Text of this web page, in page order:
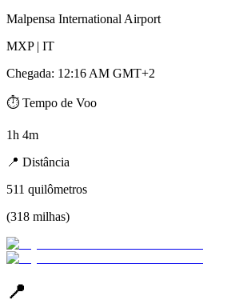
Malpensa International Airport
MXP| IT
Chegada: 12:16 AM GMT+2
⏱️ Tempo de Voo
1h 4m
📍 Distância
511 quilômetros
(318 milhas)
📍